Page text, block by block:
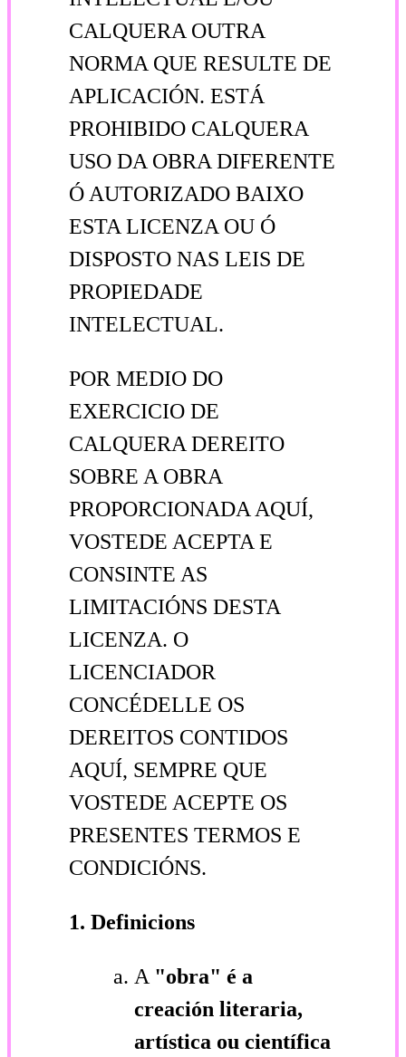
CALQUERA OUTRA
NORMA QUE RESULTE DE
APLICACIÓN. ESTÁ
PROHIBIDO CALQUERA
USO DA OBRA DIFERENTE
Ó AUTORIZADO BAIXO
ESTA LICENZA OU Ó
DISPOSTO NAS LEIS DE
PROPIEDADE
INTELECTUAL.
POR MEDIO DO
EXERCICIO DE
CALQUERA DEREITO
SOBRE A OBRA
PROPORCIONADA AQUÍ,
VOSTEDE ACEPTA E
CONSINTE AS
LIMITACIÓNS DESTA
LICENZA. O
LICENCIADOR
CONCÉDELLE OS
DEREITOS CONTIDOS
AQUÍ, SEMPRE QUE
VOSTEDE ACEPTE OS
PRESENTES TERMOS E
CONDICIÓNS.
1. Definicions
A "obra" é a
creación literaria,
artística ou científica